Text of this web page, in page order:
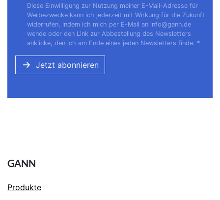
Diese Einwilligung zur Nutzung meiner E-Mail-Adresse für
Werbezwecke kann ich jederzeit mit Wirkung für die Zukunft
widerrufen, indem ich mich per E-Mail an info@gann.de
wende oder den Link zur Abbestellung des Newsletters
anklicke, den ich am Ende eines jeden Newsletters finde. *
Jetzt abonnieren
GANN
Produkte